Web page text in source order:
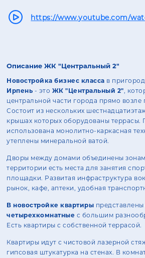
https://www.youtube.com/
Описание ЖК "Центральный 2"
Новостройка бизнес класса в
Ирпень - это ЖК "Центральный 2",
центральной части города прямо возле
Состоит из нескольких
крышах которых оборудованы террасы.
использована монолитно-каркасная
утеплены минеральной ватой.
Дворы между домами объединены
территории есть места для занятия
площадки. Развитая инфраструктура
рынок, кафе, аптеки, удобная
В новостройке квартиры
четырехкомнатные с большим
Есть квартиры с собственной террасой.
Квартиры идут с чистовой лазерной
гипсовая штукатурка на стенах. В